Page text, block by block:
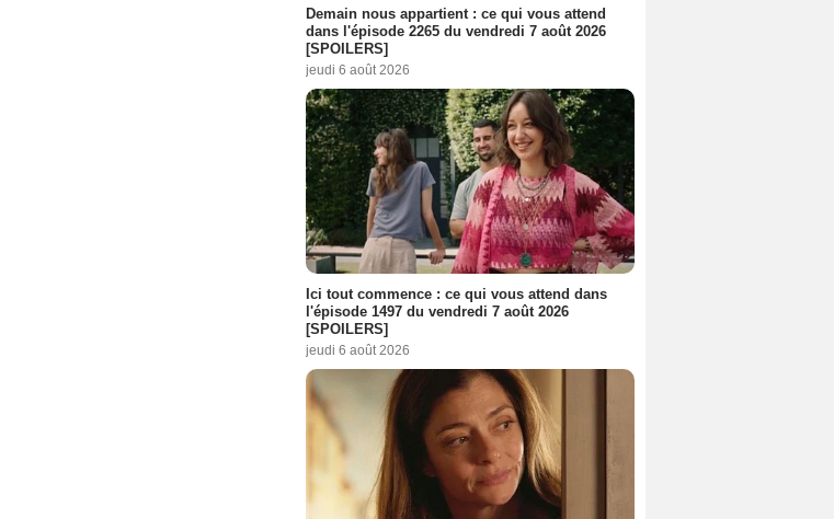
Demain nous appartient : ce qui vous attend
dans l'épisode 2265 du vendredi 7 août 2026
[SPOILERS]
jeudi 6 août 2026
Ici tout commence : ce qui vous attend dans
l'épisode 1497 du vendredi 7 août 2026
[SPOILERS]
jeudi 6 août 2026